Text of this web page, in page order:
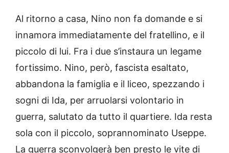
Al ritorno a casa, Nino non fa domande e si
innamora immediatamente del fratellino, e il
piccolo di lui. Fra i due s’instaura un legame
fortissimo. Nino, però, fascista esaltato,
abbandona la famiglia e il liceo, spezzando i
sogni di Ida, per arruolarsi volontario in
guerra, salutato da tutto il quartiere. Ida resta
sola con il piccolo, soprannominato Useppe.
La guerra sconvolgerà ben presto le vite di